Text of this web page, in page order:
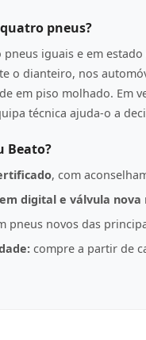
pneus?
iguais e em
o dianteiro, nos
em piso molhado. Em
técnica ajuda-o a
Beato?
, com
digital e válvula nova
pneus novos das
compre a partir de